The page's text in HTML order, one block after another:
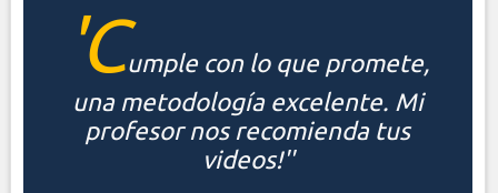
'Cumple con lo que promete,
una metodología excelente. Mi
profesor nos recomienda tus
videos!''